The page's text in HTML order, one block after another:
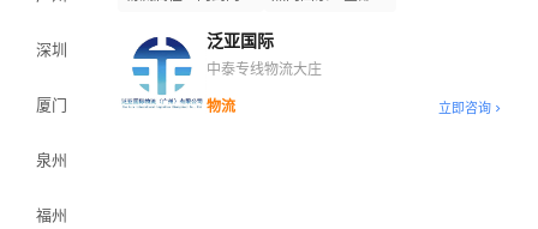
深圳
厦门
泉州
福州
泛亚国际
中泰专线物流大庄
物流 立即咨询